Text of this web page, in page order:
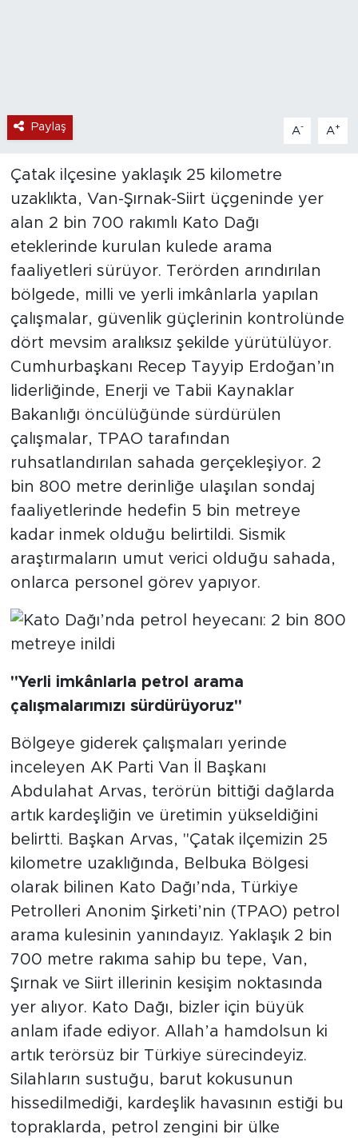
Paylaş A- A+
Çatak ilçesine yaklaşık 25 kilometre
uzaklıkta, Van-Şırnak-Siirt üçgeninde yer
alan 2 bin 700 rakımlı Kato Dağı
eteklerinde kurulan kulede arama
faaliyetleri sürüyor. Terörden arındırılan
bölgede, milli ve yerli imkânlarla yapılan
çalışmalar, güvenlik güçlerinin kontrolünde
dört mevsim aralıksız şekilde yürütülüyor.
Cumhurbaşkanı Recep Tayyip Erdoğan’ın
liderliğinde, Enerji ve Tabii Kaynaklar
Bakanlığı öncülüğünde sürdürülen
çalışmalar, TPAO tarafından
ruhsatlandırılan sahada gerçekleşiyor. 2
bin 800 metre derinliğe ulaşılan sondaj
faaliyetlerinde hedefin 5 bin metreye
kadar inmek olduğu belirtildi. Sismik
araştırmaların umut verici olduğu sahada,
onlarca personel görev yapıyor.
"Yerli imkânlarla petrol arama
çalışmalarımızı sürdürüyoruz"
Bölgeye giderek çalışmaları yerinde
inceleyen AK Parti Van İl Başkanı
Abdulahat Arvas, terörün bittiği dağlarda
artık kardeşliğin ve üretimin yükseldiğini
belirtti. Başkan Arvas, "Çatak ilçemizin 25
kilometre uzaklığında, Belbuka Bölgesi
olarak bilinen Kato Dağı’nda, Türkiye
Petrolleri Anonim Şirketi’nin (TPAO) petrol
arama kulesinin yanındayız. Yaklaşık 2 bin
700 metre rakıma sahip bu tepe, Van,
Şırnak ve Siirt illerinin kesişim noktasında
yer alıyor. Kato Dağı, bizler için büyük
anlam ifade ediyor. Allah’a hamdolsun ki
artık terörsüz bir Türkiye sürecindeyiz.
Silahların sustuğu, barut kokusunun
hissedilmediği, kardeşlik havasının estiği bu
topraklarda, petrol zengini bir ülke